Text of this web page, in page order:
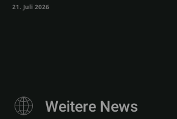
21. Juli 2026
Weitere News